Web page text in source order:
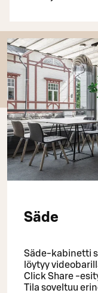
Säde
Säde-kabinetti
löytyy
Click Share -
Tila soveltuu